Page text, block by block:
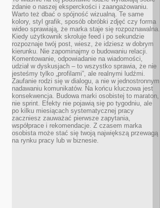
zdanie o naszej eksperckości i zaangażowaniu.
Warto też dbać o spójność wizualną. Te same
kolory, styl grafik, sposób obróbki zdjęć czy forma
wideo sprawiają, że marka staje się rozpoznawalna.
Kiedy użytkownik skroluje feed i po sekundzie
rozpoznaje twój post, wiesz, że idziesz w dobrym
kierunku. Nie zapominajmy o budowaniu relacji.
Komentowanie, odpowiadanie na wiadomości,
udział w dyskusjach – to wszystko sprawia, że nie
jesteśmy tylko „profilami”, ale realnymi ludźmi.
Zaufanie rodzi się w dialogu, a nie w jednostronnym
nadawaniu komunikatów. Na końcu kluczowa jest
konsekwencja. Budowa marki osobistej to maraton,
nie sprint. Efekty nie pojawią się po tygodniu, ale
po kilku miesiącach systematycznej pracy
zaczniesz zauważać pierwsze zapytania,
współprace i rekomendacje. Z czasem marka
osobista może stać się twoją największą przewagą
na rynku pracy lub w biznesie.